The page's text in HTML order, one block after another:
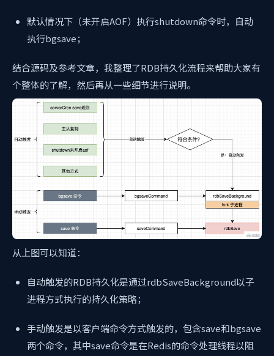
默认情况下（未开启AOF）执行shutdown命令时，自动
执行bgsave；
结合源码及参考文章，我整理了RDB持久化流程来帮助大家有
个整体的了解，然后再从一些细节进行说明。
从上图可以知道：
自动触发的RDB持久化是通过rdbSaveBackground以子
进程方式执行的持久化策略；
手动触发是以客户端命令方式触发的，包含save和bgsave
两个命令，其中save命令是在Redis的命令处理线程以阻